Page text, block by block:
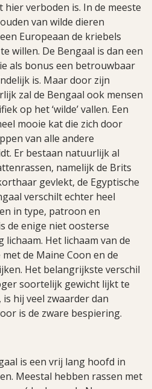
hier verboden is. In de meeste
van wilde dieren
Europeaan de kriebels
willen. De Bengaal is dan een
als bonus een betrouwbaar
is. Maar door zijn
zal de Bengaal ook mensen
op het ‘wilde’ vallen. Een
mooie kat die zich door
van alle andere
Er bestaan natuurlijk al
namelijk de Brits
gevlekt, de Egyptische
verschilt echter heel
in type, patroon en
de enige niet oosterse
Het lichaam van de
de Maine Coon en de
Het belangrijkste verschil
soortelijk gewicht lijkt te
hij veel zwaarder dan
is de zware bespiering.
is een vrij lang hoofd in
Meestal hebben rassen met